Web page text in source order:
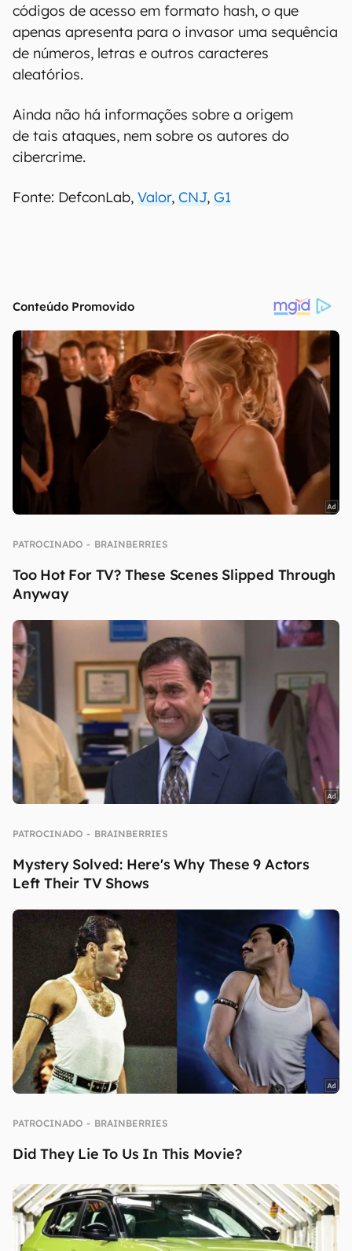
códigos de acesso em formato hash, o que
apenas apresenta para o invasor uma sequência
de números, letras e outros caracteres
aleatórios.
Ainda não há informações sobre a origem
de tais ataques, nem sobre os autores do
cibercrime.
Fonte: DefconLab, Valor, CNJ, G1